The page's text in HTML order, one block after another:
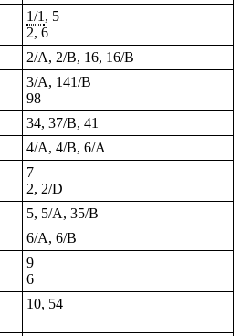
1/1 , 5
2, 6
2/A, 2/B, 16, 16/B
3/A, 141/B
98
34, 37/B, 41
4/A, 4/B, 6/A
7
2, 2/D
5, 5/A, 35/B
6/A, 6/B
9
6
10, 54